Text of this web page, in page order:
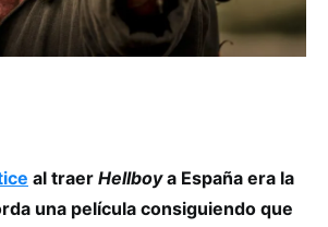
al traer Hellboya España era la
una película consiguiendo que